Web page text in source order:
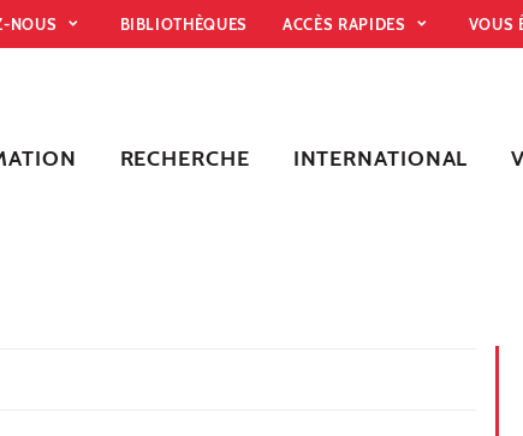
NOUS BIBLIOTHÈQUES ACCÈS RAPIDES VOUS
RECHERCHE INTERNATIONAL